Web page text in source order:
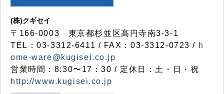
(株)クギセイ
〒166-0003 東京都杉並区高円寺南3-3-1
TEL：03-3312-6411 / FAX：03-3312-0723 / h
ome-ware@kugisei.co.jp
営業時間：8:30〜17：30 / 定休日：土・日・祝
http://www.kugisei.co.jp